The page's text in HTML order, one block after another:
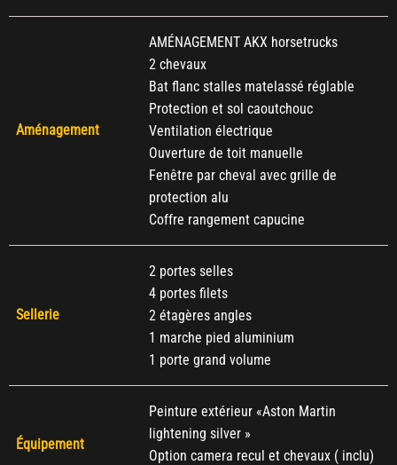
Aménagement
AMÉNAGEMENT AKX horsetrucks
2 chevaux
Bat flanc stalles matelassé réglable
Protection et sol caoutchouc
Ventilation électrique
Ouverture de toit manuelle
Fenêtre par cheval avec grille de
protection alu
Coffre rangement capucine
Sellerie
2 portes selles
4 portes filets
2 étagères angles
1 marche pied aluminium
1 porte grand volume
Équipement
Peinture extérieur «Aston Martin
lightening silver »
Option camera recul et chevaux ( inclu)